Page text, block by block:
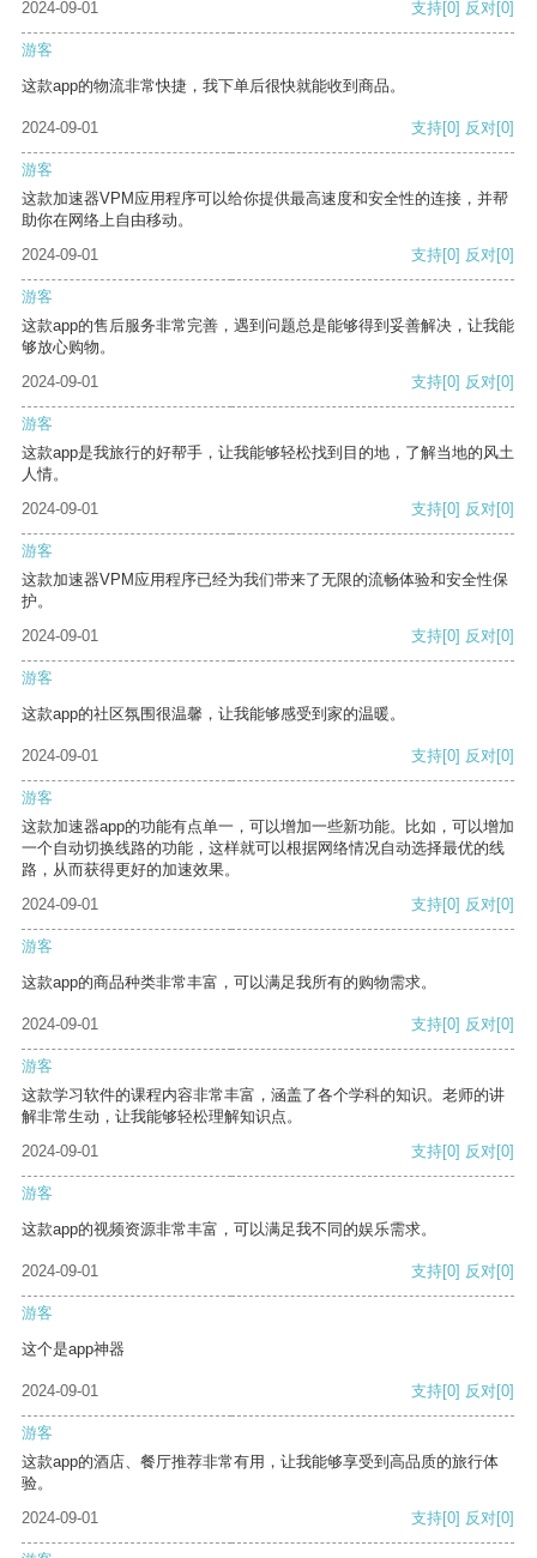
2024-09-01 支持[0] 反对[0]
游客
这款app的物流非常快捷，我下单后很快就能收到商品。
2024-09-01 支持[0] 反对[0]
游客
这款加速器VPM应用程序可以给你提供最高速度和安全性的连接，并帮
助你在网络上自由移动。
2024-09-01
支持[0] 反对[0]
游客
这款app的售后服务非常完善，遇到问题总是能够得到妥善解决，让我能
够放心购物。
2024-09-01
支持[0] 反对[0]
游客
这款app是我旅行的好帮手，让我能够轻松找到目的地，了解当地的风土
人情。
2024-09-01
支持[0] 反对[0]
游客
这款加速器VPM应用程序已经为我们带来了无限的流畅体验和安全性保
护。
2024-09-01
支持[0] 反对[0]
游客
这款app的社区氛围很温馨，让我能够感受到家的温暖。
2024-09-01 支持[0] 反对[0]
游客
这款加速器app的功能有点单一，可以增加一些新功能。比如，可以增加
一个自动切换线路的功能，这样就可以根据网络情况自动选择最优的线
路，从而获得更好的加速效果。
2024-09-01
支持[0] 反对[0]
游客
这款app的商品种类非常丰富，可以满足我所有的购物需求。
2024-09-01 支持[0] 反对[0]
游客
这款学习软件的课程内容非常丰富，涵盖了各个学科的知识。老师的讲
解非常生动，让我能够轻松理解知识点。
2024-09-01
支持[0] 反对[0]
游客
这款app的视频资源非常丰富，可以满足我不同的娱乐需求。
2024-09-01 支持[0] 反对[0]
游客
这个是app神器
2024-09-01 支持[0] 反对[0]
游客
这款app的酒店、餐厅推荐非常有用，让我能够享受到高品质的旅行体
验。
2024-09-01
支持[0] 反对[0]